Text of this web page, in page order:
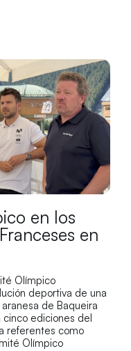
en los
en
Olímpico
deportiva de una
de Baqueira
ediciones del
referentes como
Olímpico